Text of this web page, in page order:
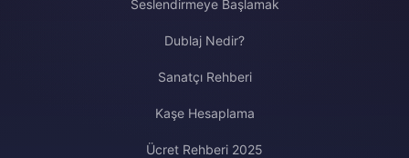
Seslendirmeye Başlamak
Dublaj Nedir?
Sanatçı Rehberi
Kaşe Hesaplama
Ücret Rehberi 2025